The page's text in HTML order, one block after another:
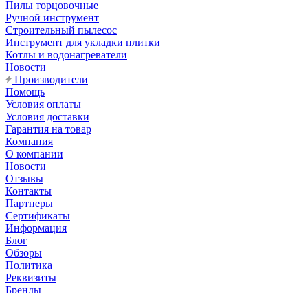
Пилы торцовочные
Ручной инструмент
Строительный пылесос
Инструмент для укладки плитки
Котлы и водонагреватели
Новости
Производители
Помощь
Условия оплаты
Условия доставки
Гарантия на товар
Компания
О компании
Новости
Отзывы
Контакты
Партнеры
Сертификаты
Информация
Блог
Обзоры
Политика
Реквизиты
Бренды